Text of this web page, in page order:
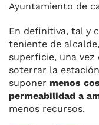
Ayuntamiento de
En definitiva, tal y
teniente de
superficie, una vez
soterrar la
suponer menos
permeabilidad a
menos recursos.